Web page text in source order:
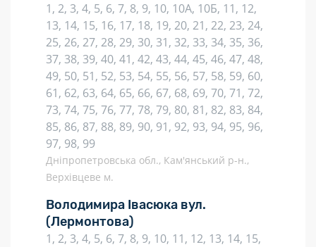
1, 2, 3, 4, 5, 6, 7, 8, 9, 10, 10А, 10Б, 11, 12,
13, 14, 15, 16, 17, 18, 19, 20, 21, 22, 23, 24,
25, 26, 27, 28, 29, 30, 31, 32, 33, 34, 35, 36,
37, 38, 39, 40, 41, 42, 43, 44, 45, 46, 47, 48,
49, 50, 51, 52, 53, 54, 55, 56, 57, 58, 59, 60,
61, 62, 63, 64, 65, 66, 67, 68, 69, 70, 71, 72,
73, 74, 75, 76, 77, 78, 79, 80, 81, 82, 83, 84,
85, 86, 87, 88, 89, 90, 91, 92, 93, 94, 95, 96,
97, 98, 99
Дніпропетровська обл., Кам'янський р-н.,
Верхівцеве м.
Володимира Івасюка вул.
(Лермонтова)
1, 2, 3, 4, 5, 6, 7, 8, 9, 10, 11, 12, 13, 14, 15,